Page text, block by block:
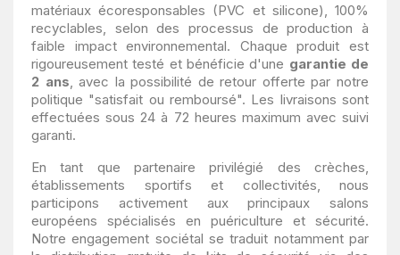
matériaux écoresponsables (PVC et silicone), 100%
recyclables, selon des processus de production à
faible impact environnemental. Chaque produit est
rigoureusement testé et bénéficie d'une garantie de
2 ans, avec la possibilité de retour offerte par notre
politique "satisfait ou remboursé". Les livraisons sont
effectuées sous 24 à 72 heures maximum avec suivi
garanti.
En tant que partenaire privilégié des crèches,
établissements sportifs et collectivités, nous
participons activement aux principaux salons
européens spécialisés en puériculture et sécurité.
Notre engagement sociétal se traduit notamment par